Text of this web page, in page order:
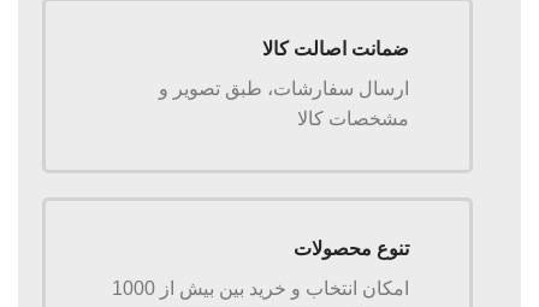
ضمانت اصالت کالا
ارسال سفارشات، طبق تصویر و
مشخصات کالا
تنوع محصولات
امکان انتخاب و خرید بین بیش از 1000